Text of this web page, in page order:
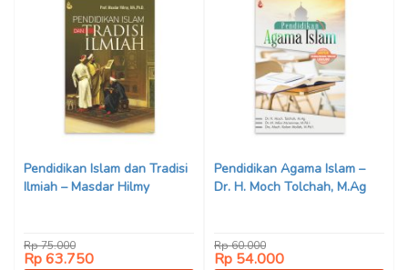
Pendidikan Islam dan Tradisi
Ilmiah – Masdar Hilmy
Rp 75.000
Rp 63.750
Pendidikan Agama Islam –
Dr. H. Moch Tolchah, M.Ag
Rp 60.000
Rp 54.000